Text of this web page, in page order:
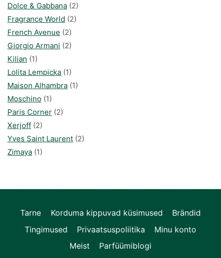
Dolce & Gabbana (2)
Fragrance World (2)
French Avenue (2)
Giorgio Armani (2)
Kilian (1)
Lolita Lempicka (1)
Maison Alhambra (1)
Moschino (1)
Paris Corner (2)
Xerjoff (2)
Yves Saint Laurent (2)
Zimaya (1)
Tarne Korduma kippuvad küsimused
Brändid
Tingimused
Privaatsuspoliitika
Minu konto
Meist
Parfüümiblogi